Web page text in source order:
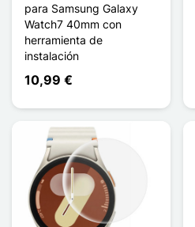
para Samsung Galaxy
Watch7 40mm con
herramienta de
instalación
10,99 €